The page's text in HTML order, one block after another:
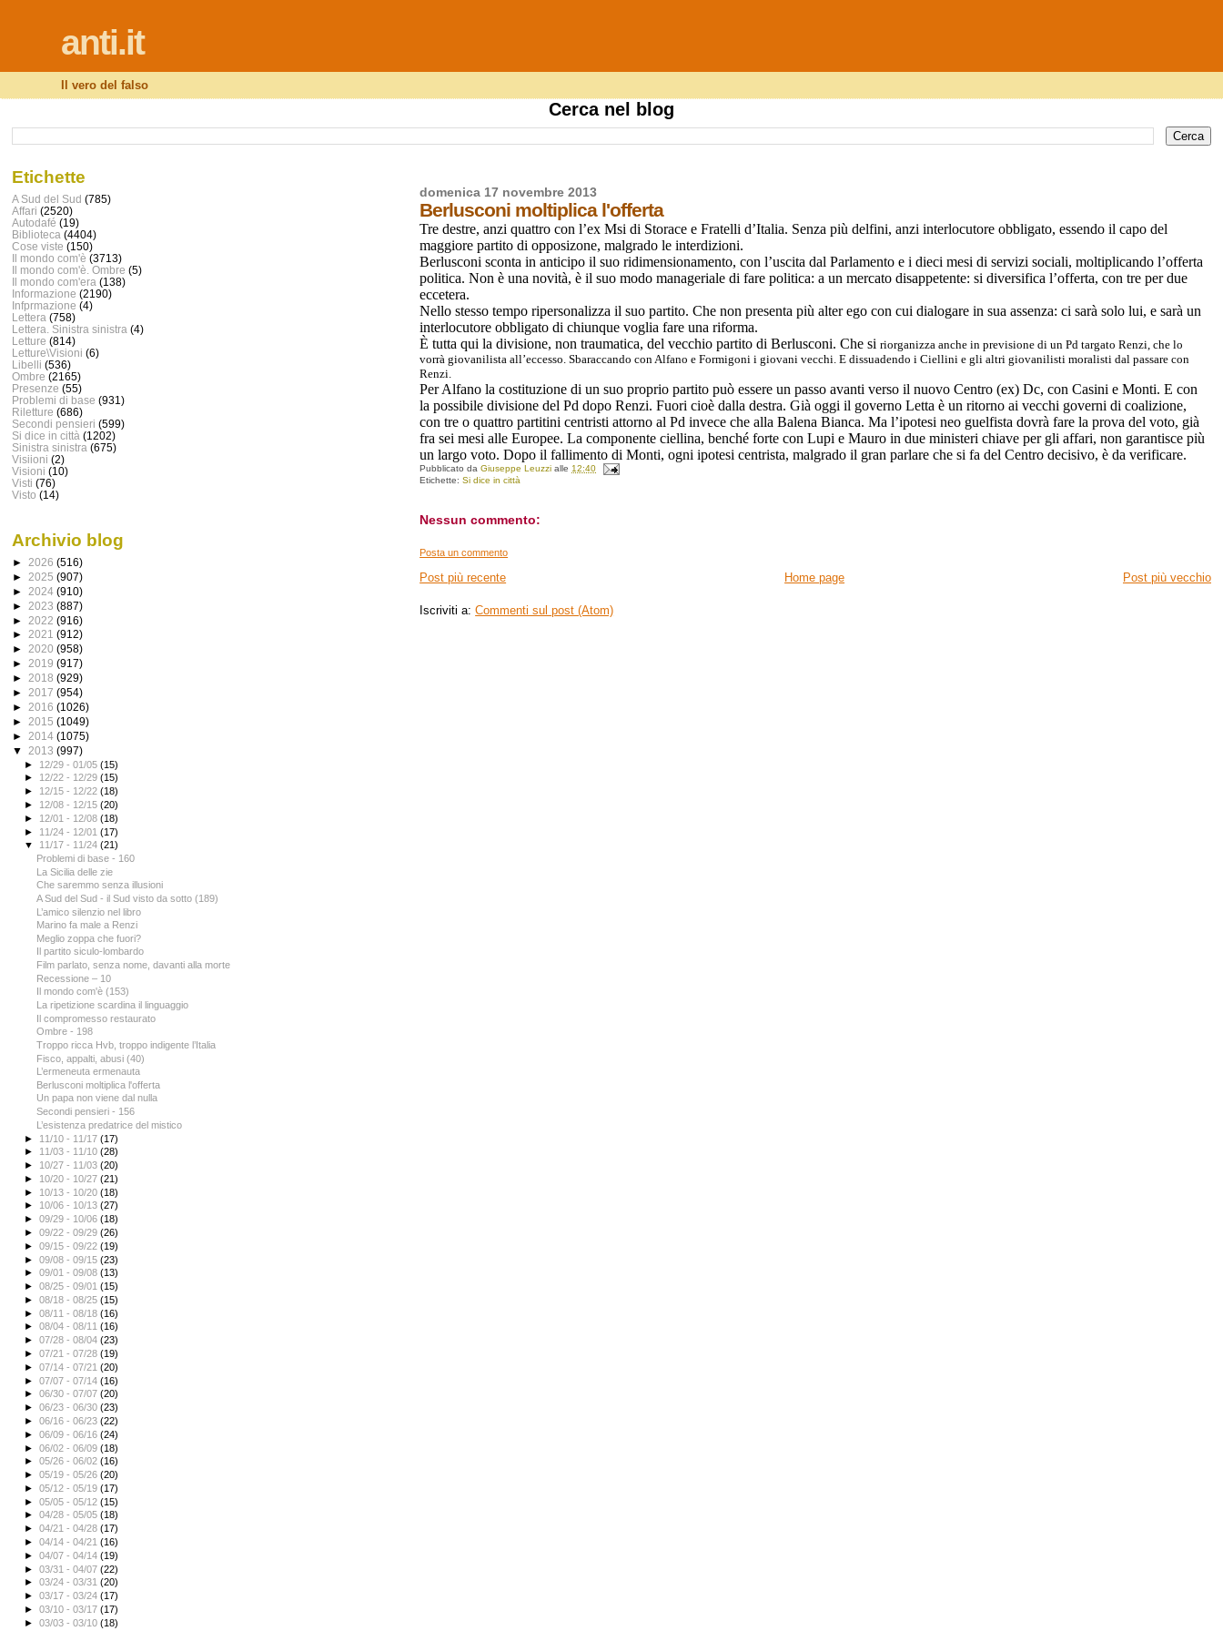
anti.it
Il vero del falso
Cerca nel blog
domenica 17 novembre 2013
Berlusconi moltiplica l'offerta
Tre destre, anzi quattro con l’ex Msi di Storace e Fratelli d’Italia. Senza più delfini, anzi interlocutore obbligato, essendo il capo del
maggiore partito di opposizone, malgrado le interdizioni.
Berlusconi sconta in anticipo il suo ridimensionamento, con l’uscita dal Parlamento e i dieci mesi di servizi sociali, moltiplicando l’offerta
politica. Non è una novità, è il suo modo manageriale di fare politica: a un mercato disappetente: si diversifical’offerta, con tre per due
eccetera.
Nello stesso tempo ripersonalizza il suo partito. Che non presenta più alter ego con cui dialogare in sua assenza: ci sarà solo lui, e sarà un
interlocutore obbligato di chiunque voglia fare una riforma.
È tutta qui la divisione, non traumatica, del vecchio partito di Berlusconi. Che siriorganizza anche in previsione di un Pd targato Renzi, che lo
vorrà giovanilista all’eccesso. Sbaraccando con Alfano e Formigoni i giovani vecchi. E dissuadendo i Ciellini e gli altri giovanilisti moralisti dal passare con
Renzi.
Per Alfano la costituzione di un suo proprio partito può essere un passo avanti verso il nuovo Centro (ex) Dc, con Casini e Monti. E con
la possibile divisione del Pd dopo Renzi. Fuori cioè dalla destra. Già oggi il governo Letta è un ritorno ai vecchi governi di coalizione,
con tre o quattro partitini centristi attorno al Pd invece che alla Balena Bianca. Ma l’ipotesi neo guelfista dovrà fare la prova del voto, già
fra sei mesi alle Europee.La componente ciellina, benché forte con Lupi e Mauro in due ministeri chiave per gli affari, non garantisce più
un largo voto. Dopo il fallimento di Monti, ogni ipotesi centrista, malgrado il gran parlare che si fa del Centro decisivo, è da verificare.
Pubblicato daGiuseppe Leuzzi alle 12:40
Etichette:Si dice in città
Nessun commento:
Posta un commento
Post più recente Post più vecchio
Home page
Iscriviti a:Commenti sul post (Atom)
Etichette
A Sud del Sud (785)
Affari (2520)
Autodafé (19)
Biblioteca (4404)
Cose viste (150)
Il mondo com'è (3713)
Il mondo com'è. Ombre (5)
Il mondo com'era (138)
Informazione (2190)
Infprmazione (4)
Lettera (758)
Lettera. Sinistra sinistra (4)
Letture (814)
Letture\Visioni (6)
Libelli (536)
Ombre (2165)
Presenze (55)
Problemi di base (931)
Riletture (686)
Secondi pensieri (599)
Si dice in città (1202)
Sinistra sinistra (675)
Visiioni (2)
Visioni (10)
Visti (76)
Visto (14)
Archivio blog
► 2026 (516)
► 2025 (907)
► 2024 (910)
► 2023 (887)
► 2022 (916)
► 2021 (912)
► 2020 (958)
► 2019 (917)
► 2018 (929)
► 2017 (954)
► 2016 (1026)
► 2015 (1049)
► 2014 (1075)
▼ 2013 (997)
► 12/29 - 01/05(15)
► 12/22 - 12/29(15)
► 12/15 - 12/22(18)
► 12/08 - 12/15(20)
► 12/01 - 12/08(18)
► 11/24 - 12/01(17)
▼ 11/17 - 11/24(21)
Problemi di base - 160
La Sicilia delle zie
Che saremmo senza illusioni
A Sud del Sud - il Sud visto da sotto (189)
L’amico silenzio nel libro
Marino fa male a Renzi
Meglio zoppa che fuori?
Il partito siculo-lombardo
Film parlato, senza nome, davanti alla morte
Recessione – 10
Il mondo com'è (153)
La ripetizione scardina il linguaggio
Il compromesso restaurato
Ombre - 198
Troppo ricca Hvb, troppo indigente l’Italia
Fisco, appalti, abusi (40)
L’ermeneuta ermenauta
Berlusconi moltiplica l'offerta
Un papa non viene dal nulla
Secondi pensieri - 156
L’esistenza predatrice del mistico
► 11/10 - 11/17(17)
► 11/03 - 11/10(28)
► 10/27 - 11/03(20)
► 10/20 - 10/27(21)
► 10/13 - 10/20(18)
► 10/06 - 10/13(27)
►09/29 - 10/06(18)
►09/22 - 09/29(26)
►09/15 - 09/22(19)
►09/08 - 09/15(23)
►09/01 - 09/08(13)
►08/25 - 09/01(15)
►08/18 - 08/25(15)
►08/11 - 08/18(16)
►08/04 - 08/11(16)
►07/28 - 08/04(23)
►07/21 - 07/28(19)
►07/14 - 07/21(20)
►07/07 - 07/14(16)
►06/30 - 07/07(20)
►06/23 - 06/30(23)
►06/16 - 06/23(22)
►06/09 - 06/16(24)
►06/02 - 06/09(18)
►05/26 - 06/02(16)
►05/19 - 05/26(20)
►05/12 - 05/19(17)
►05/05 - 05/12(15)
►04/28 - 05/05(18)
►04/21 - 04/28(17)
►04/14 - 04/21(16)
►04/07 - 04/14(19)
►03/31 - 04/07(22)
►03/24 - 03/31(20)
►03/17 - 03/24(17)
►03/10 - 03/17(17)
►03/03 - 03/10(18)